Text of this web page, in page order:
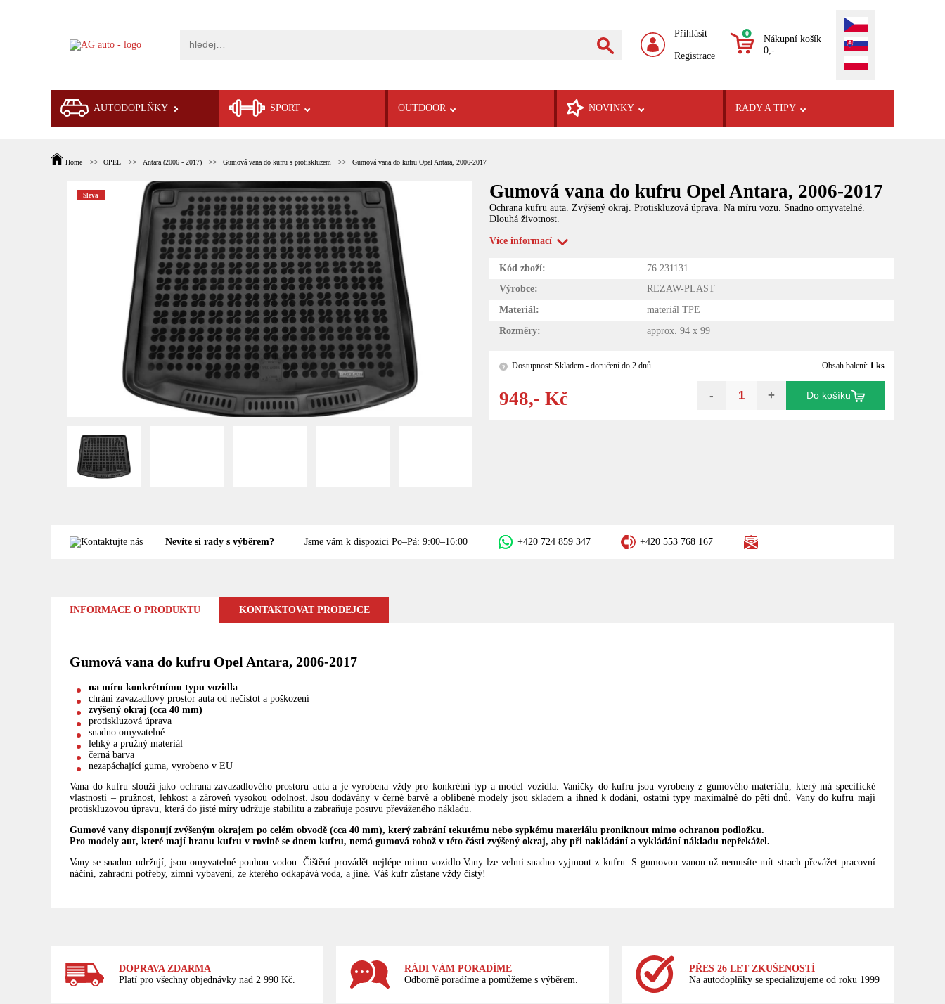
Přihlásit
Registrace
0
Nákupní košík
0,-
AUTODOPLŇKY SPORT OUTDOOR NOVINKY RADY A TIPY
Home OPEL Antara (2006 - 2017) Gumová vana do kufru s protiskluzem Gumová vana do kufru Opel Antara, 2006-2017
Sleva Gumová vana do kufru Opel Antara, 2006-2017
Ochrana kufru auta. Zvýšený okraj. Protiskluzová úprava. Na míru vozu. Snadno omyvatelné.
Dlouhá životnost.
Více informací
Kód zboží:
76.231131
Výrobce:
REZAW-PLAST
Materiál:
materiál TPE
Rozměry:
approx. 94 x 99
? Dostupnost: Skladem - doručení do 2 dnů Obsah balení: 1 ks
948,- Kč - + Do košíku
Nevíte si rady s výběrem? Jsme vám k dispozici Po–Pá: 9:00–16:00 +420 724 859 347 +420 553 768 167
INFORMACE O PRODUKTU KONTAKTOVAT PRODEJCE
Gumová vana do kufru Opel Antara, 2006-2017
na míru konkrétnímu typu vozidla
chrání zavazadlový prostor auta od nečistot a poškození
zvýšený okraj (cca 40 mm)
protiskluzová úprava
snadno omyvatelné
lehký a pružný materiál
černá barva
nezapáchající guma, vyrobeno v EU
Vana do kufru slouží jako ochrana zavazadlového prostoru auta a je vyrobena vždy pro konkrétní typ a model vozidla. Vaničky do kufru jsou vyrobeny z gumového materiálu, který má specifické
vlastnosti – pružnost, lehkost a zároveň vysokou odolnost. Jsou dodávány v černé barvě a oblíbené modely jsou skladem a ihned k dodání, ostatní typy maximálně do pěti dnů. Vany do kufru mají
protiskluzovou úpravu, která do jisté míry udržuje stabilitu a zabraňuje posuvu převáženého nákladu.
Gumové vany disponují zvýšeným okrajem po celém obvodě (cca 40 mm), který zabrání tekutému nebo sypkému materiálu proniknout mimo ochranou podložku.
Pro modely aut, které mají hranu kufru v rovině se dnem kufru, nemá gumová rohož v této části zvýšený okraj, aby při nakládání a vykládání nákladu nepřekážel.
Vany se snadno udržují, jsou omyvatelné pouhou vodou. Čištění provádět nejlépe mimo vozidlo.Vany lze velmi snadno vyjmout z kufru. S gumovou vanou už nemusíte mít strach převážet pracovní
náčiní, zahradní potřeby, zimní vybavení, ze kterého odkapává voda, a jiné. Váš kufr zůstane vždy čistý!
DOPRAVA ZDARMA
Platí pro všechny objednávky nad 2 990 Kč.
RÁDI VÁM PORADÍME
Odborně poradíme a pomůžeme s výběrem.
PŘES 26 LET ZKUŠENOSTÍ
Na autodoplňky se specializujeme od roku 1999